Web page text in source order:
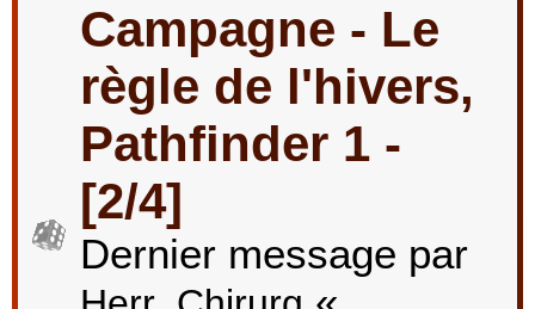
Campagne - Le
règle de l'hivers,
Pathfinder 1 -
[2/4]
Dernier message par